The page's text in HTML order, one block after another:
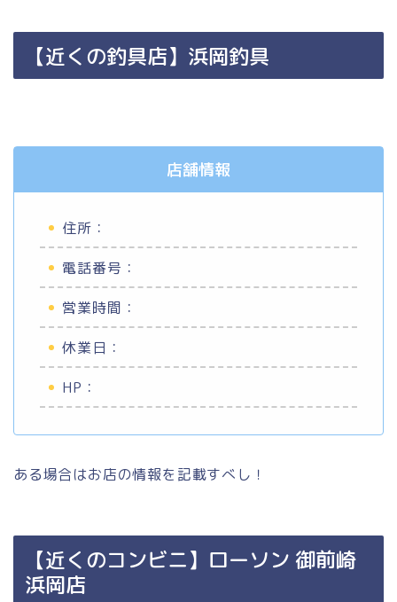
【近くの釣具店】浜岡釣具
店舗情報
住所：
電話番号：
営業時間：
休業日：
HP：
ある場合はお店の情報を記載すべし！
【近くのコンビニ】ローソン 御前崎
浜岡店